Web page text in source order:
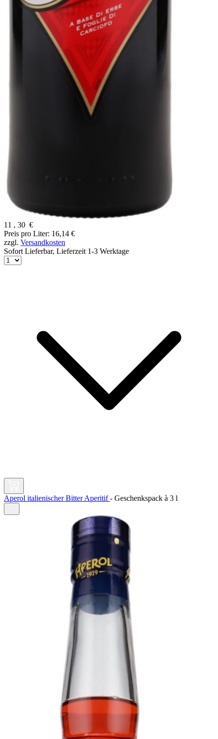
11 , 30 €
Preis pro Liter: 16,14 €
zzgl. Versandkosten
Sofort Lieferbar, Lieferzeit 1-3 Werktage
Aperol italienischer Bitter Aperitif- Geschenkspack à 3 l